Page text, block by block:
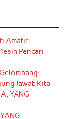
Amatir
Pencari
Jawab Kita
YANG